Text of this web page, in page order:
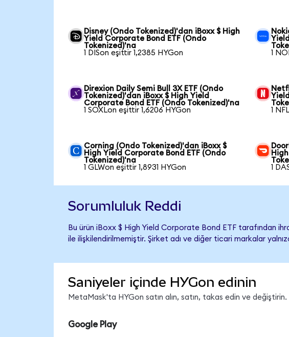
Disney (Ondo Tokenized)'dan iBoxx $ High
Yield Corporate Bond ETF (Ondo
Tokenized)'na
1 DISon eşittir 1,2385 HYGon
1
Direxion Daily Semi Bull 3X ETF (Ondo
Tokenized)'dan iBoxx $ High Yield
Corporate Bond ETF (Ondo Tokenized)'na
1 SOXLon eşittir 1,6206 HYGon
1
Corning (Ondo Tokenized)'dan iBoxx $
High Yield Corporate Bond ETF (Ondo
Tokenized)'na
1 GLWon eşittir 1,8931 HYGon
1
Sorumluluk Reddi
Bu ürün iBoxx $ High Yield Corporate Bond ETF tarafından
ile ilişkilendirilmemiştir. Şirket adı ve diğer ticari markalar
Saniyeler içinde HYGon edinin
MetaMask'ta HYGon satın alın, satın, takas edin ve
Google Play